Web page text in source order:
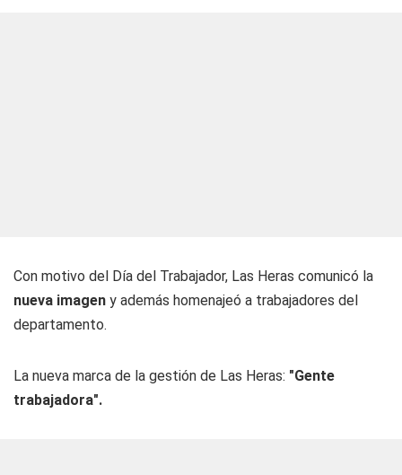
Con motivo del Día del Trabajador, Las Heras comunicó la
nueva imagen y además homenajeó a trabajadores del
departamento.
La nueva marca de la gestión de Las Heras: "Gente
trabajadora".